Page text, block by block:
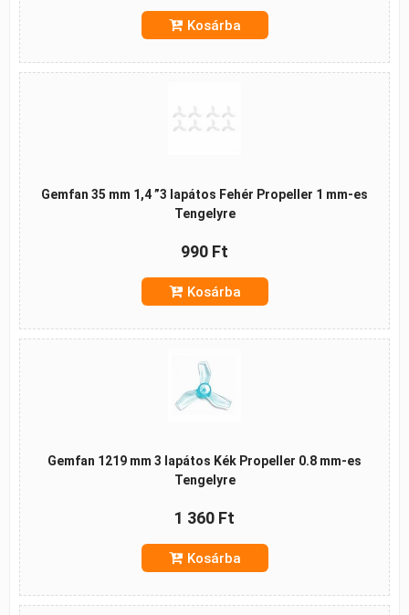
Kosárba
Gemfan 35 mm 1,4 ”3 lapátos Fehér Propeller 1 mm-es
Tengelyre
990 Ft
Kosárba
Gemfan 1219 mm 3 lapátos Kék Propeller 0.8 mm-es
Tengelyre
1 360 Ft
Kosárba